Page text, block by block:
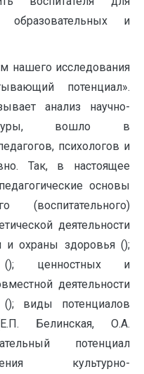
образовательных и
нашего исследования
потенциал».
анализ научно-
вошло в
психологов и
Так, в настоящее
основы
(воспитательного)
деятельности
и охраны здоровья ();
(); ценностных и
деятельности
виды потенциалов
Белинская, О.А.
потенциал
культурно-